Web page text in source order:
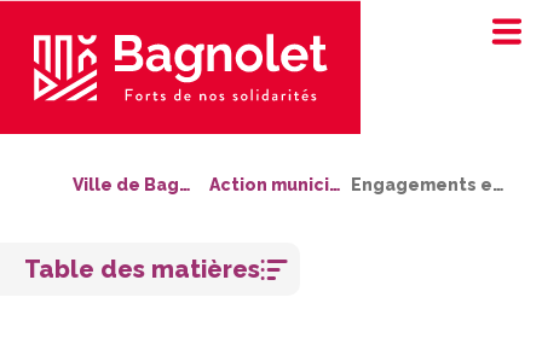
Ville de Bagnolet Action municipale Engagements et projets
Table des matières